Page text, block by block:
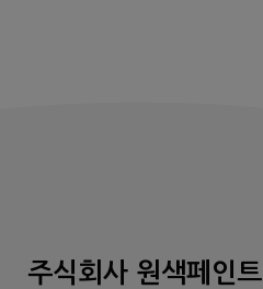
주식회사 원색페인트